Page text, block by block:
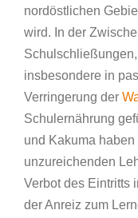
nordöstlichen
wird. In der
insbesondere in
Verringerung der
Schulernährung
und Kakuma
unzureichenden
Verbot des Eintritts
der Anreiz zum